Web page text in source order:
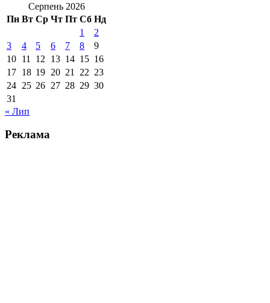
Серпень 2026
Пн Вт Ср Чт Пт Сб Нд
1
2
3
4 5 6 7 8
9
10 11 12 13 14 15 16
17 18 19 20 21 22 23
24 25 26 27 28 29 30
31
« Лип
Реклама